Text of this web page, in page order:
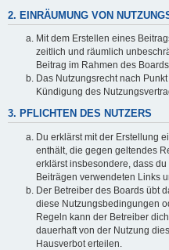
2. EINRÄUMUNG VON
Mit dem Erstellen eines
zeitlich und räumlich
Beitrag im Rahmen des
Das Nutzungsrecht nach
Kündigung des
3. PFLICHTEN DES NUTZERS
Du erklärst mit der Erstellung
enthält, die gegen geltendes
erklärst insbesondere, dass
Beiträgen verwendeten Links
Der Betreiber des Boards übt
diese Nutzungsbedingungen
Regeln kann der Betreiber
dauerhaft von der Nutzung
Hausverbot erteilen.